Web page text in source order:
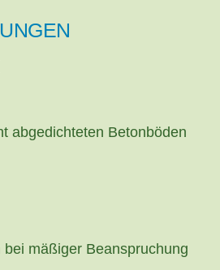
abgedichteten Betonböden
mäßiger Beanspruchung